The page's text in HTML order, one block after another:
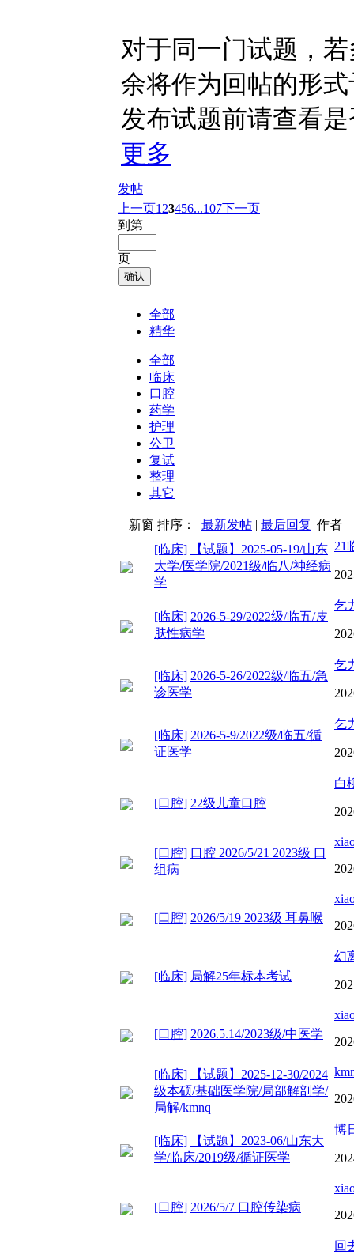
对于同一门试题，
余将作为回帖的形
发布试题前请查看
更多
发帖
上一页1 23456...107下一页
到第
页
确认
全部
精华
全部
临床
口腔
药学
护理
公卫
复试
整理
其它
新窗 排序： 最新发帖 | 最后回复 作者
[临床]
【试题】2025-05-19/山东
大学/医学院/2021级/临八/神经病
学
21
[临床] 2026-5-29/2022级/临五/皮
肤性病学
乞
[临床] 2026-5-26/2022级/临五/急
诊医学
乞
[临床] 2026-5-9/2022级/临五/循
证医学
乞
[口腔] 22级儿童口腔
白
[口腔] 口腔 2026/5/21 2023级 口
组病
[口腔] 2026/5/19 2023级 耳鼻喉
[临床] 局解25年标本考试
幻
[口腔] 2026.5.14/2023级/中医学
[临床]
【试题】2025-12-30/2024
级本硕/基础医学院/局部解剖学/
局解/kmnq
[临床]
【试题】2023-06/山东大
学/临床/2019级/循证医学
博
[口腔] 2026/5/7 口腔传染病
回